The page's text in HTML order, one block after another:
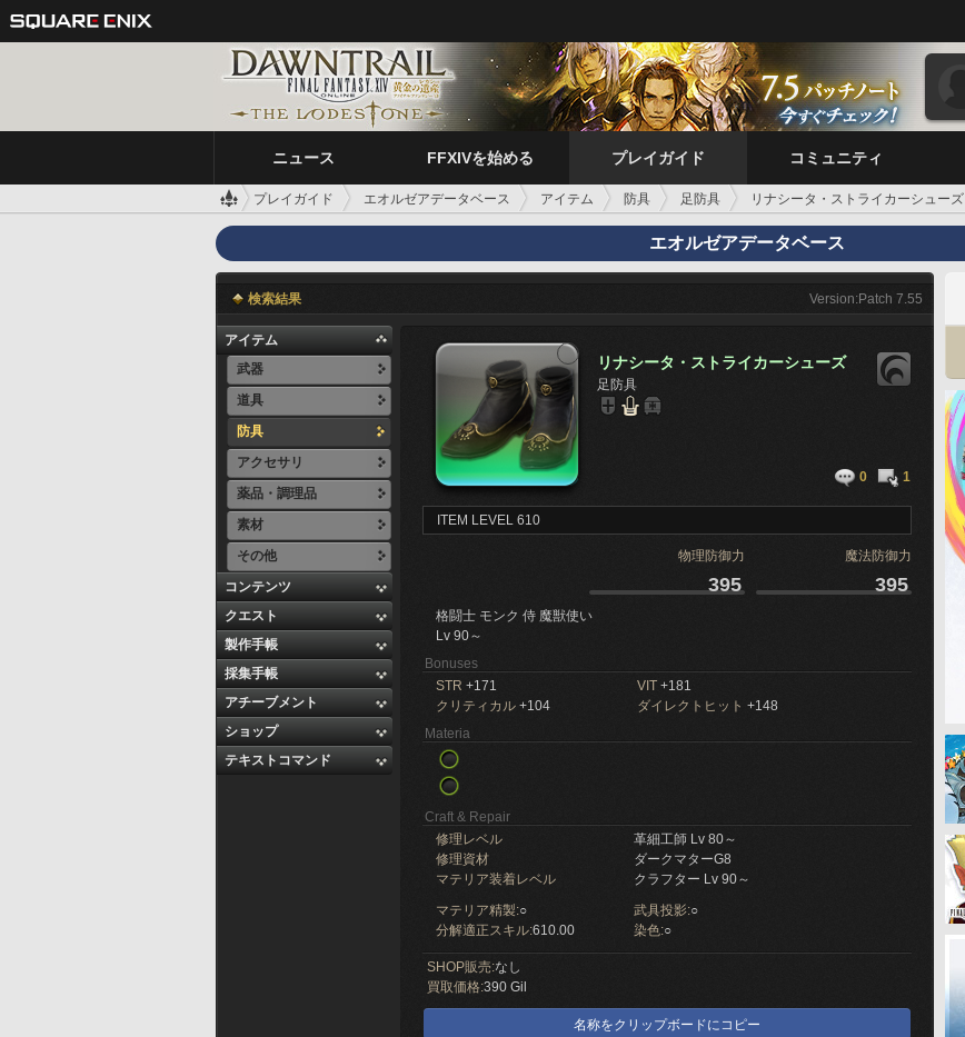
ニュース FFXIVを始める プレイガイド コミュニティ
プレイガイド エオルゼアデータベース アイテム 防具 足防具 リナシータ・ストライカーシューズ
エオルゼアデータベース
検索結果 Version:Patch 7.55
アイテム
武器
道具
防具
アクセサリ
薬品・調理品
素材
その他
コンテンツ
クエスト
製作手帳
採集手帳
アチーブメント
ショップ
テキストコマンド
リナシータ・ストライカーシューズ
足防具
0 1
ITEM LEVEL 610
物理防御力 魔法防御力
395 395
格闘士 モンク 侍 魔獣使い
Lv 90～
Bonuses
STR +171 VIT +181
クリティカル +104 ダイレクトヒット +148
Materia
Craft & Repair
修理レベル
革細工師 Lv 80～
修理資材
ダークマターG8
マテリア装着レベル
クラフター Lv 90～
マテリア精製:○ 武具投影:○
分解適正スキル:610.00 染色:○
SHOP販売:なし
買取価格:390 Gil
名称をクリップボードにコピー